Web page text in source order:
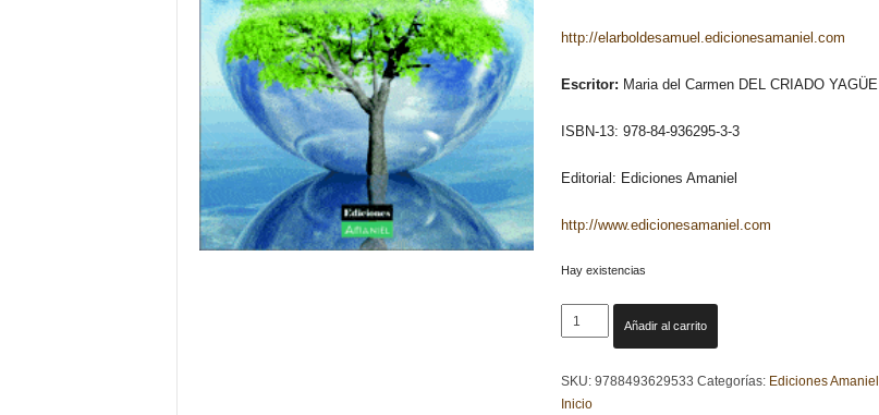
http://elarboldesamuel.edicionesamaniel.com
Escritor: Maria del Carmen DEL CRIADO YAGÜE
ISBN-13: 978-84-936295-3-3
Editorial: Ediciones Amaniel
http://www.edicionesamaniel.com
Hay existencias
EL
ÁRBOL
SAMUEL
-
Añadir al carrito
SKU:9788493629533 Categorías: Ediciones Amaniel
Inicio